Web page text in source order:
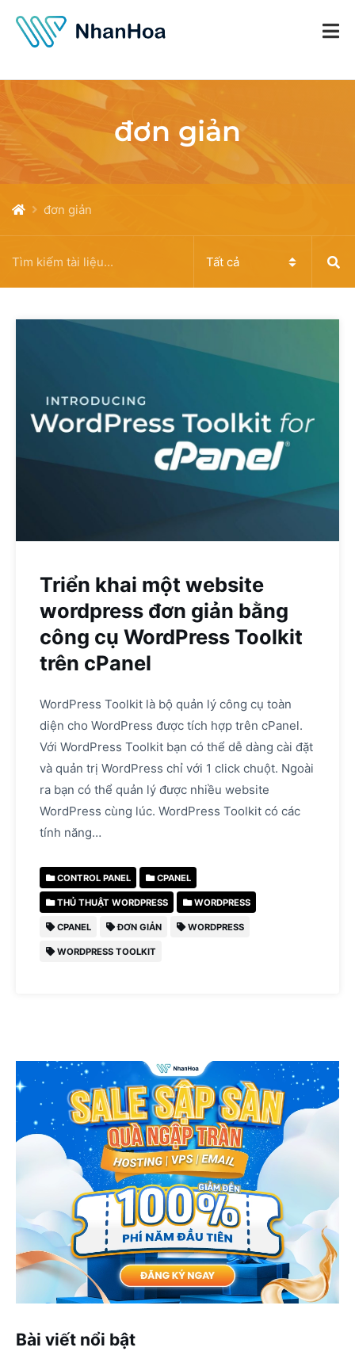
đơn giản
đơn giản
Triển khai một website
wordpress đơn giản bằng
công cụ WordPress Toolkit
trên cPanel
WordPress Toolkit là bộ quản lý công cụ toàn
diện cho WordPress được tích hợp trên cPanel.
Với WordPress Toolkit bạn có thể dễ dàng cài đặt
và quản trị WordPress chỉ với 1 click chuột. Ngoài
ra bạn có thể quản lý được nhiều website
WordPress cùng lúc. WordPress Toolkit có các
tính năng…
CONTROL PANEL CPANEL
THỦ THUẬT WORDPRESS WORDPRESS
CPANEL ĐƠN GIẢN WORDPRESS
WORDPRESS TOOLKIT
Bài viết nổi bật